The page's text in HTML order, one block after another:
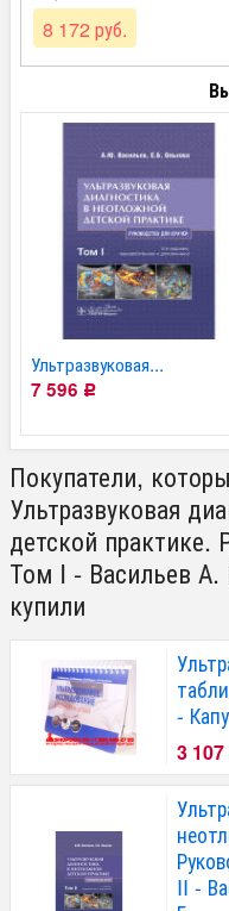
8 172 руб.
Ультразвуковая...
7 596 Р
Покупатели,
Ультразвуковая
детской практике.
Том I - Васильев
купили
-
3 107
II -